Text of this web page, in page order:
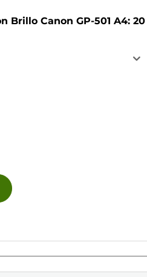
Brillo Canon GP-501 A4: 20